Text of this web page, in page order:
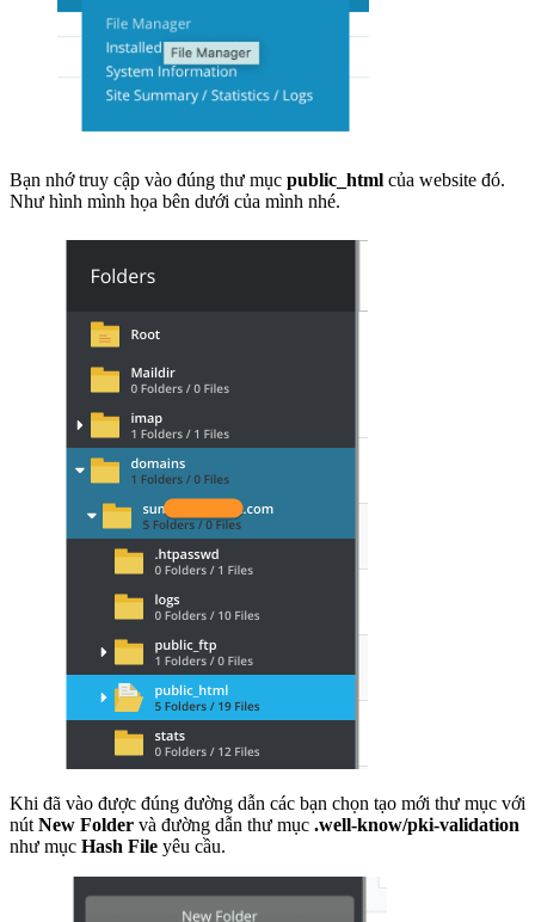
Bạn nhớ truy cập vào đúng thư mục public_html của website đó.
Như hình mình họa bên dưới của mình nhé.
Khi đã vào được đúng đường dẫn các bạn chọn tạo mới thư mục với
nút New Folder và đường dẫn thư mục .well-know/pki-validation
như mục Hash File yêu cầu.